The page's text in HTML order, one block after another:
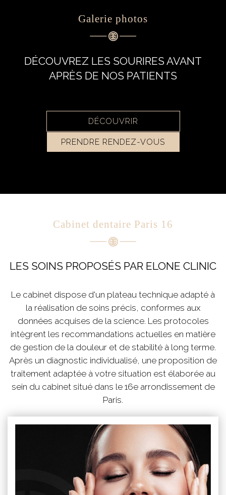
Galerie photos
DÉCOUVREZ LES SOURIRES AVANT
APRÈS DE NOS PATIENTS
DÉCOUVRIR
PRENDRE RENDEZ-VOUS
Cabinet dentaire Paris 16
LES SOINS PROPOSÉS PAR ELONE CLINIC
Le cabinet dispose d'un plateau technique adapté à
la réalisation de soins précis, conformes aux
données acquises de la science. Les protocoles
intègrent les recommandations actuelles en matière
de gestion de la douleur et de stabilité à long terme.
Après un diagnostic individualisé, une proposition de
traitement adaptée à votre situation est élaborée au
sein du cabinet situé dans le 16e arrondissement de
Paris.